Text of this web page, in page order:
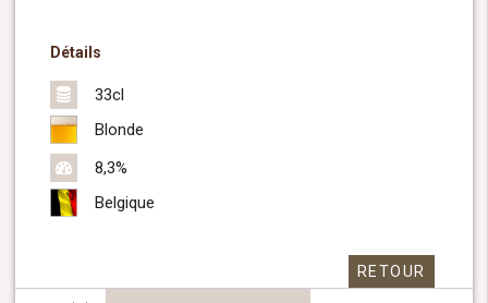
Détails
33cl
Blonde
8,3%
Belgique
RETOUR